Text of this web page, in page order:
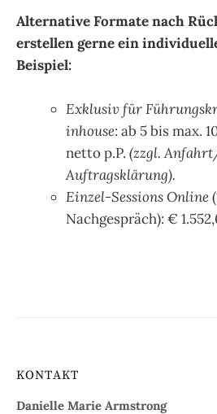
Alternative Formate nach
erstellen gerne ein
Beispiel:
Exklusiv für
inhouse: ab 5 bis max.
netto p.P.(zzgl.
Auftragsklärung).
Einzel-Sessions Online
Nachgespräch): €
KONTAKT
Danielle Marie Armstrong